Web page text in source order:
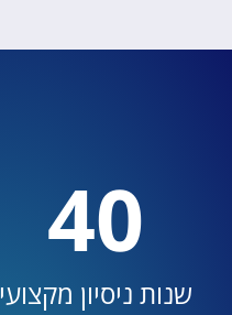
שנות ניסיון מקצועי
40